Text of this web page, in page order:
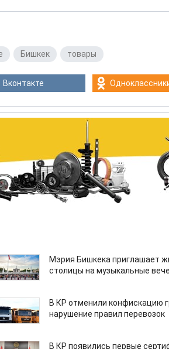
Бишкек товары
Вконтакте
Мэрия Бишкека приглашает
столицы на музыкальные
В КР отменили конфискацию
нарушение правил перевозок
В КР появились первые